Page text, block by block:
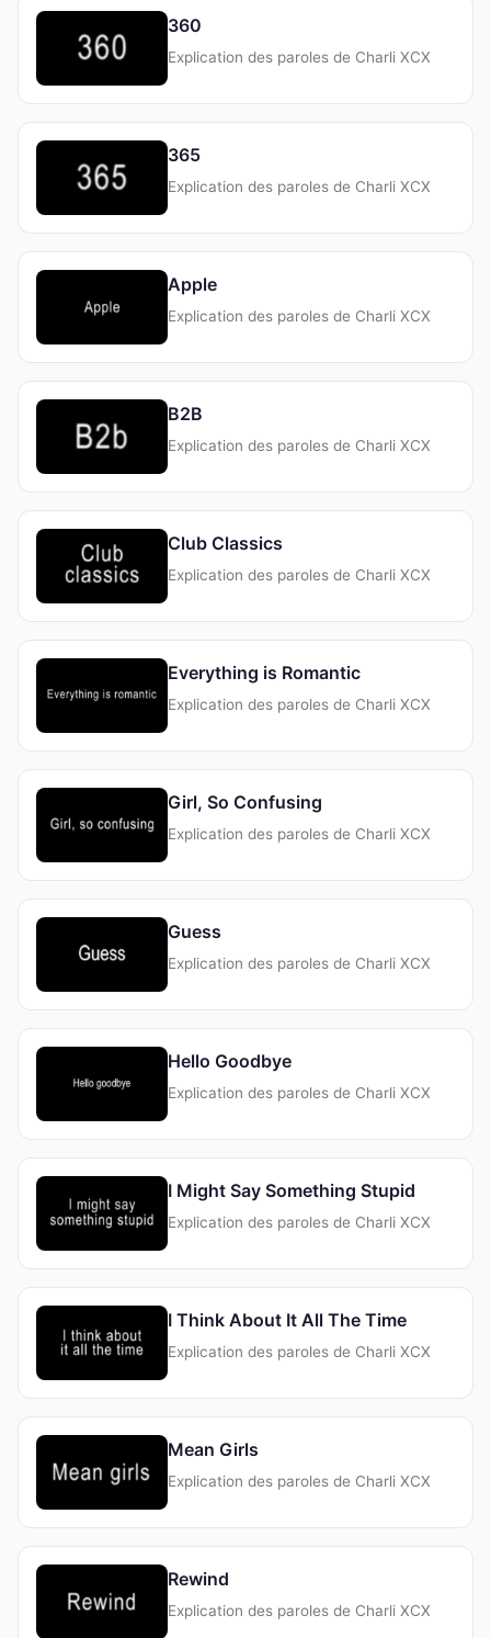
360
Explication des paroles de Charli XCX
365
Explication des paroles de Charli XCX
Apple
Explication des paroles de Charli XCX
B2B
Explication des paroles de Charli XCX
Club Classics
Explication des paroles de Charli XCX
Everything is Romantic
Explication des paroles de Charli XCX
Girl, So Confusing
Explication des paroles de Charli XCX
Guess
Explication des paroles de Charli XCX
Hello Goodbye
Explication des paroles de Charli XCX
I Might Say Something Stupid
Explication des paroles de Charli XCX
I Think About It All The Time
Explication des paroles de Charli XCX
Mean Girls
Explication des paroles de Charli XCX
Rewind
Explication des paroles de Charli XCX